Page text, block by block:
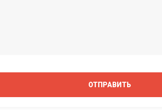
ОТПРАВИТЬ